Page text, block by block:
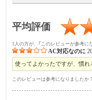
平均評価
1人の方が、｢このレビューが参考に
AC対応なのに
使ってよかったですが、慣
このレビューは参考になりましたか